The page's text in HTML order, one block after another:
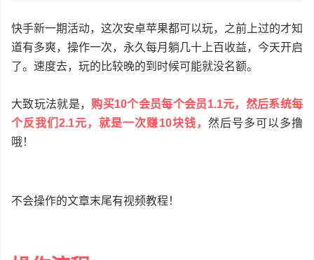
快手新一期活动，这次安卓苹果都可以玩，之前上过的才知
道有多爽，操作一次，永久每月躺几十上百收益，今天开启
了。速度去，玩的比较晚的到时候可能就没名额。
大致玩法就是， 购买10个会员每个会员1.1元，然后系统每
个反我们2.1元，就是一次赚10块钱， 然后号多可以多撸
哦！
不会操作的文章末尾有视频教程！